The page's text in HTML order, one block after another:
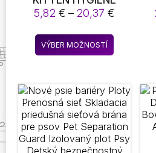
DOUBLE LAYER CAT
LITTER TRAPPING
PET LITTER CAT MAT
CLEAN PAD
PRODUKTY PRE
5,82€ – 20,37€
VÝBER MOŽNOSTÍ
Tento
produkt
variantov.
Možnosti
si
môžete
vybrať